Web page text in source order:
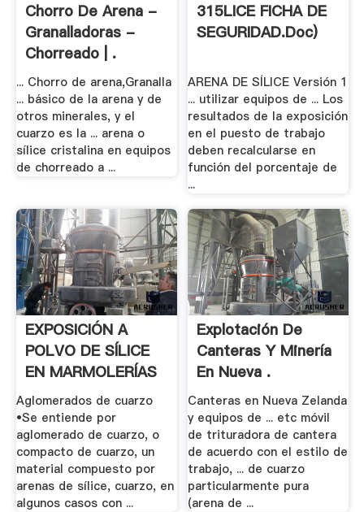
Chorro De Arena -
Granalladoras -
Chorreado | .
... Chorro de arena,Granalla
... básico de la arena y de
otros minerales, y el
cuarzo es la ... arena o
sílice cristalina en equipos
de chorreado a ...
315LICE FICHA DE
SEGURIDAD.doc)
ARENA DE SÍLICE Versión 1
... utilizar equipos de ... Los
resultados de la exposición
en el puesto de trabajo
deben recalcularse en
función del porcentaje de
...
EXPOSICIÓN A
POLVO DE SÍLICE
EN MARMOLERÍAS
Y .
Aglomerados de cuarzo
•Se entiende por
aglomerado de cuarzo, o
compacto de cuarzo, un
material compuesto por
arenas de sílice, cuarzo, en
algunos casos con ...
Explotación De
Canteras Y Minería
En Nueva .
Canteras en Nueva Zelanda
y equipos de ... etc móvil
de trituradora de cantera
de acuerdo con el estilo de
trabajo, ... de cuarzo
particularmente pura
(arena de ...